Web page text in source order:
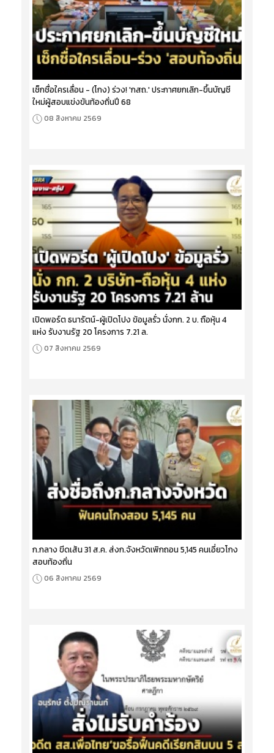
เช็กชื่อใครเลื่อน - (โกง) ร่วง! 'กสถ.' ประกาศยกเลิก-ขึ้นบัญชี
ใหม่ผู้สอบแข่งขันท้องถิ่นปี 68
08 สิงหาคม 2569
เปิดพอร์ต ธนารัตน์-ผู้เปิดโปง ข้อมูลรั่ว นั่งกก. 2 บ. ถือหุ้น 4
แห่ง รับงานรัฐ 20 โครงการ 7.21 ล.
07 สิงหาคม 2569
ก.กลาง ขีดเส้น 31 ส.ค. ส่งก.จังหวัดเพิกถอน 5,145 คนเอี่ยวโกง
สอบท้องถิ่น
06 สิงหาคม 2569